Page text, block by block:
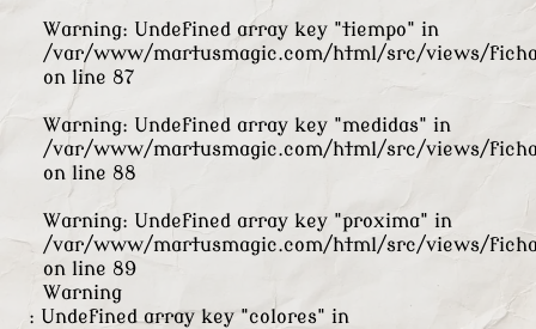
Warning: Undefined array key "tiempo" in
/var/www/martusmagic.com/html/src/views/
on line 87
Warning: Undefined array key "medidas" in
/var/www/martusmagic.com/html/src/views/
on line 88
Warning: Undefined array key "proxima" in
/var/www/martusmagic.com/html/src/views/
on line 89
Warning
: Undefined array key "colores" in